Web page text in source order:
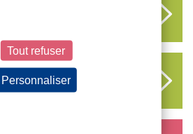
AUX NOUVEAUX
CFTC
Tout refuser
Personnaliser